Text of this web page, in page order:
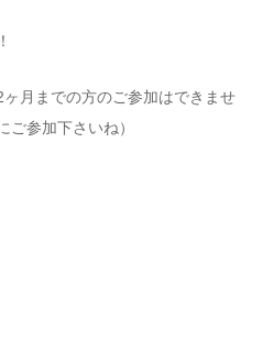
月までの方のご参加はできませ
ご参加下さいね）